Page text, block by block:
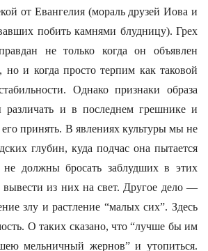
от Евангелия (мораль друзей Иова и
побить камнями блудницу). Грех
не только когда он объявлен
и когда просто терпим как таковой
Однако признаки образа
и в последнем грешнике и
его принять. В явлениях культуры мы не
глубин, куда подчас она пытается
должны бросать заблудших в этих
вывести из них на свет. Другое дело —
злу и растление “малых сих”. Здесь
О таких сказано, что “лучше бы им
мельничный жернов” и утопиться.